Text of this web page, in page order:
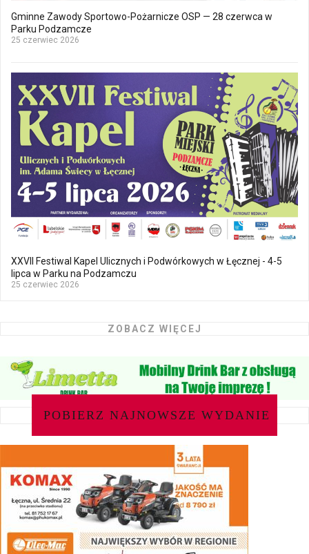
Gminne Zawody Sportowo-Pożarnicze OSP — 28 czerwca w
Parku Podzamcze
25 czerwiec 2026
XXVII Festiwal Kapel Ulicznych i Podwórkowych w Łęcznej - 4-5
lipca w Parku na Podzamczu
25 czerwiec 2026
ZOBACZ WIĘCEJ
POBIERZ NAJNOWSZE WYDANIE